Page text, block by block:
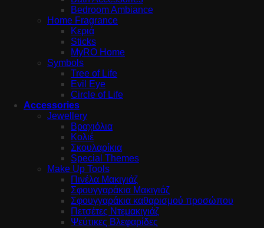
Bedroom Ambiance
Home Fragrance
Κεριά
Sticks
MyRO Home
Symbols
Tree of Life
Evil Eye
Circle of Life
Accessories
Jewellery
Βραχιόλια
Κολιέ
Σκουλαρίκια
Special Themes
Make Up Tools
Πινέλα Μακιγιάζ
Σφουγγαράκια Μακιγιάζ
Σφουγγαράκια καθαρισμού προσώπου
Πετσέτες Ντεμακιγιάζ
Ψεύτικες Βλεφαρίδες